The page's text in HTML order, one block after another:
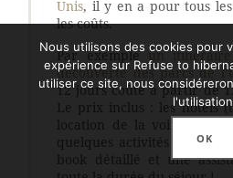
Unis, il y en a pour tous
les coûts.
Par exemple un
découverte des parcs de
12 jours coûte à partir de
Le prix inclus : les hôtels
location de la voiture
quelques activités et
book détaillé et une
Nous utilisons des cookies pour
expérience sur Refuse to
utiliser ce site, nous
OK